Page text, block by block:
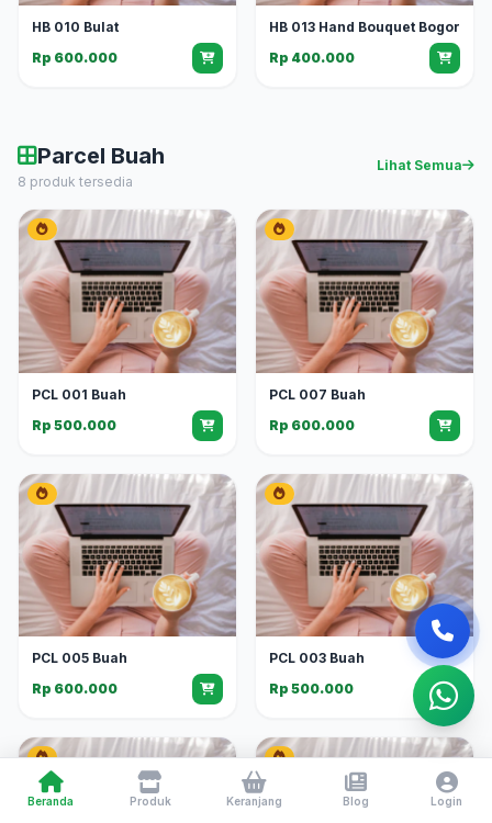
HB 010 Bulat
Rp 600.000
HB 013 Hand Bouquet Bogor
Rp 400.000
Parcel Buah
8 produk tersedia
Lihat Semua
PCL 001 Buah
Rp 500.000
PCL 007 Buah
Rp 600.000
PCL 005 Buah
Rp 600.000
PCL 003 Buah
Rp 500.000
Beranda Produk Keranjang Blog Login